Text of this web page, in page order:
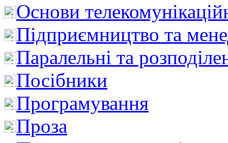
Основи
Підприємництво та
Паралельні та
Посібники
Програмування
Проза